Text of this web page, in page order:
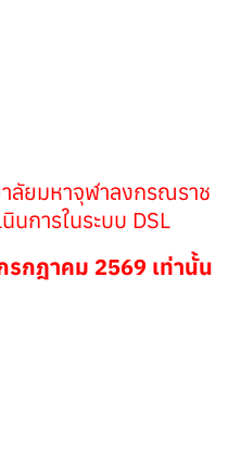
ลัยมหาจุฬาลงกรณราช
นการในระบบ DSL
กฎาคม 2569 เท่านั้น